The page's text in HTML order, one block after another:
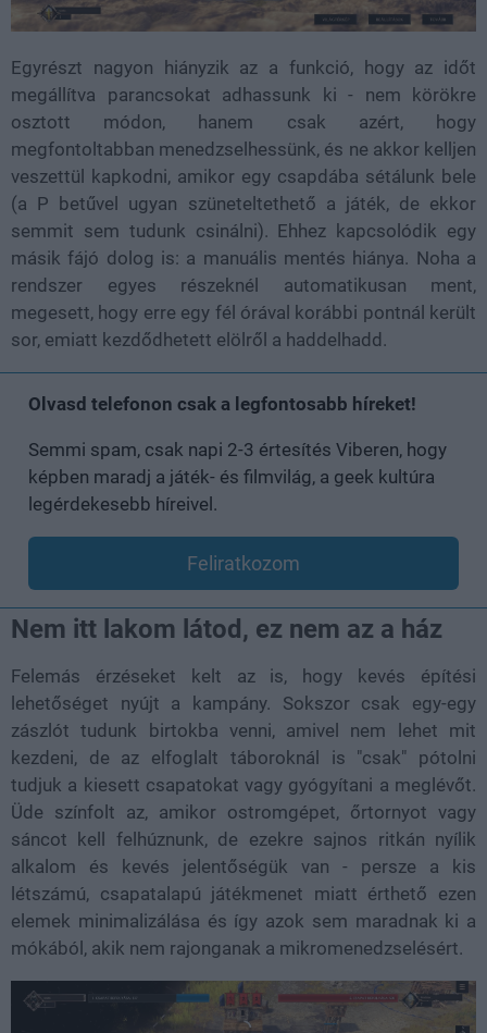
Egyrészt nagyon hiányzik az a funkció, hogy az időt
megállítva parancsokat adhassunk ki - nem körökre
osztott módon, hanem csak azért, hogy
megfontoltabban menedzselhessünk, és ne akkor kelljen
veszettül kapkodni, amikor egy csapdába sétálunk bele
(a P betűvel ugyan szüneteltethető a játék, de ekkor
semmit sem tudunk csinálni). Ehhez kapcsolódik egy
másik fájó dolog is: a manuális mentés hiánya. Noha a
rendszer egyes részeknél automatikusan ment,
megesett, hogy erre egy fél órával korábbi pontnál került
sor, emiatt kezdődhetett elölről a haddelhadd.
Olvasd telefonon csak a legfontosabb híreket!
Semmi spam, csak napi 2-3 értesítés Viberen, hogy
képben maradj a játék- és filmvilág, a geek kultúra
legérdekesebb híreivel.
Feliratkozom
Nem itt lakom látod, ez nem az a ház
Felemás érzéseket kelt az is, hogy kevés építési
lehetőséget nyújt a kampány. Sokszor csak egy-egy
zászlót tudunk birtokba venni, amivel nem lehet mit
kezdeni, de az elfoglalt táboroknál is "csak" pótolni
tudjuk a kiesett csapatokat vagy gyógyítani a meglévőt.
Üde színfolt az, amikor ostromgépet, őrtornyot vagy
sáncot kell felhúznunk, de ezekre sajnos ritkán nyílik
alkalom és kevés jelentőségük van - persze a kis
létszámú, csapatalapú játékmenet miatt érthető ezen
elemek minimalizálása és így azok sem maradnak ki a
mókából, akik nem rajonganak a mikromenedzselésért.